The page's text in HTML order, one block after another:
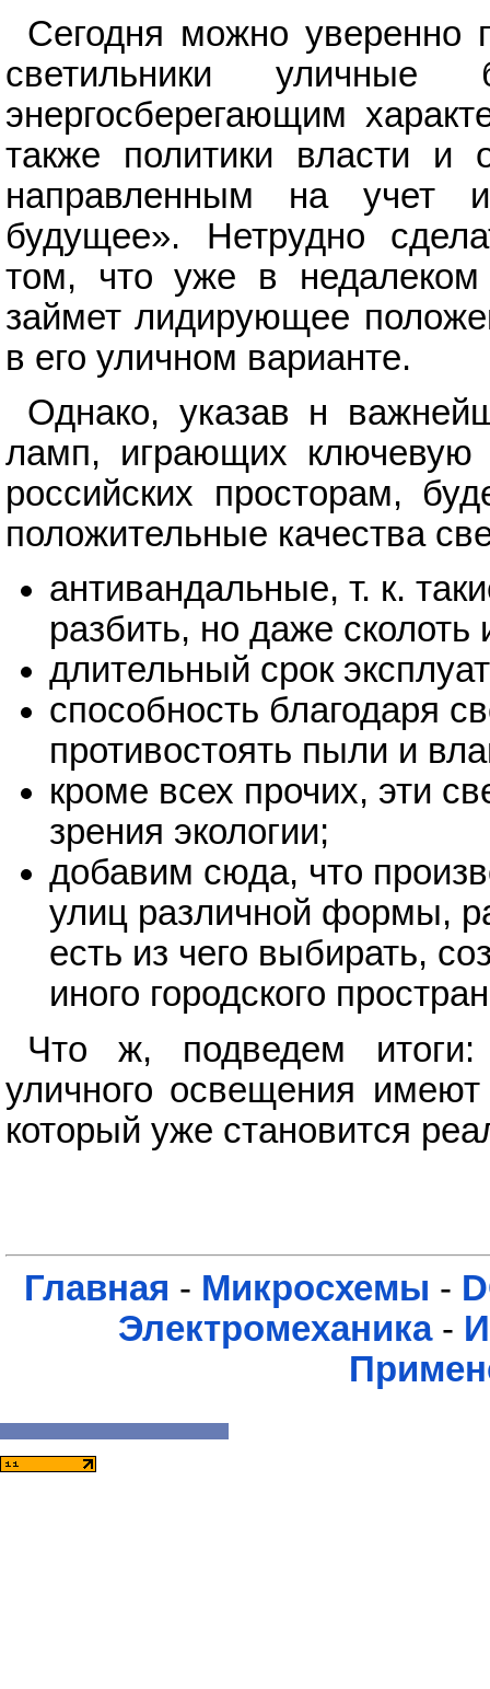
Сегодня можно уверенно
светильники уличные
энергосберегающим
также политики власти
направленным на учет
будущее». Нетрудно
том, что уже в недалеком
займет лидирующее
в его уличном варианте.
Однако, указав н
ламп, играющих
российских просторам,
положительные качества
антивандальные, т. к.
разбить, но даже сколоть
длительный срок
способность благодаря
противостоять пыли и
кроме всех прочих, эти
зрения экологии;
добавим сюда, что
улиц различной формы,
есть из чего выбирать,
иного городского
Что ж, подведем итоги:
уличного освещения
который уже становится
Главная - Микросхемы -
Электромеханика-